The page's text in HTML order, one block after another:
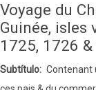
Chevalier
des
en
Voyage du
Guinée, isles
1725, 1726
Subtítulo
Contenant